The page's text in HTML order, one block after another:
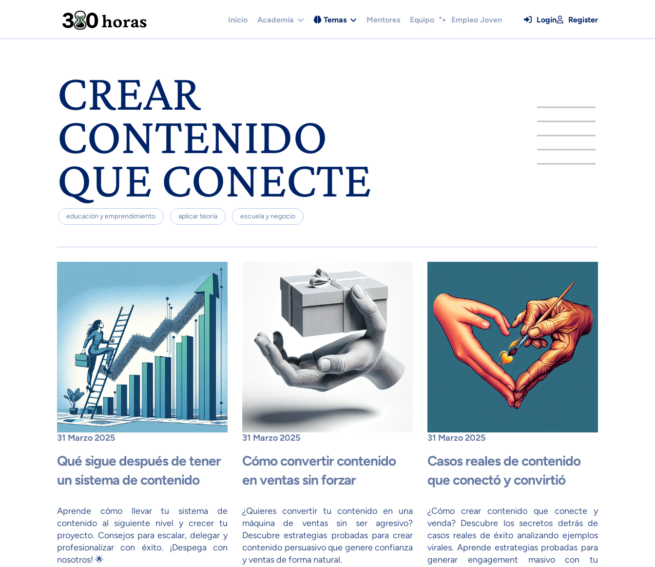
Inicio Academia Temas Mentores Equipo "> Empleo Joven Login Register
CREAR
CONTENIDO
QUE CONECTE
educación y emprendimiento aplicar teoría escuela y negocio
Qué sigue después de tener
un sistema de contenido
31 Marzo 2025
Aprende cómo llevar tu sistema de
contenido al siguiente nivel y crecer tu
proyecto. Consejos para escalar, delegar y
profesionalizar con éxito. ¡Despega con
nosotros! 🌟
Cómo convertir contenido
en ventas sin forzar
31 Marzo 2025
¿Quieres convertir tu contenido en una
máquina de ventas sin ser agresivo?
Descubre estrategias probadas para crear
contenido persuasivo que genere confianza
y ventas de forma natural.
Casos reales de contenido
que conectó y convirtió
31 Marzo 2025
¿Cómo crear contenido que conecte y
venda? Descubre los secretos detrás de
casos reales de éxito analizando ejemplos
virales. Aprende estrategias probadas para
generar engagement masivo con tu